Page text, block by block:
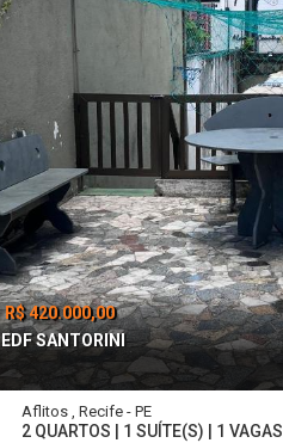
R$ 420.000,00
EDF SANTORINI
Aflitos , Recife - PE
2 QUARTOS | 1 SUÍTE(S) | 1 VAGAS